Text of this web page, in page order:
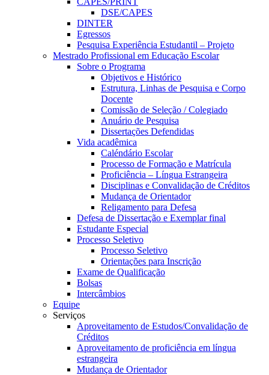
DSE/CAPES
DINTER
Egressos
Pesquisa Experiência Estudantil – Projeto
Mestrado Profissional em Educação Escolar
Sobre o Programa
Objetivos e Histórico
Estrutura, Linhas de Pesquisa e Corpo
Docente
Comissão de Seleção / Colegiado
Anuário de Pesquisa
Dissertações Defendidas
Vida acadêmica
Caléndário Escolar
Processo de Formação e Matrícula
Proficiência – Língua Estrangeira
Disciplinas e Convalidação de Créditos
Mudança de Orientador
Religamento para Defesa
Defesa de Dissertação e Exemplar final
Estudante Especial
Processo Seletivo
Processo Seletivo
Orientações para Inscrição
Exame de Qualificação
Bolsas
Intercâmbios
Equipe
Serviços
Aproveitamento de Estudos/Convalidação de
Créditos
Aproveitamento de proficiência em língua
estrangeira
Mudança de Orientador